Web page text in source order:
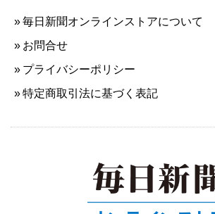
毎日新聞オンラインストアについて
お問合せ
プライバシーポリシー
特定商取引法に基づく表記